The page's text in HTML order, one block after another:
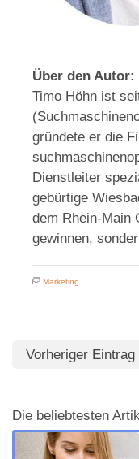
Über den Autor:
Timo Höhn ist
gründete er die
Dienstleiter
gebürtige
dem Rhein-Main
gewinnen,
Marketing
Vorheriger Eintrag
Die beliebtesten